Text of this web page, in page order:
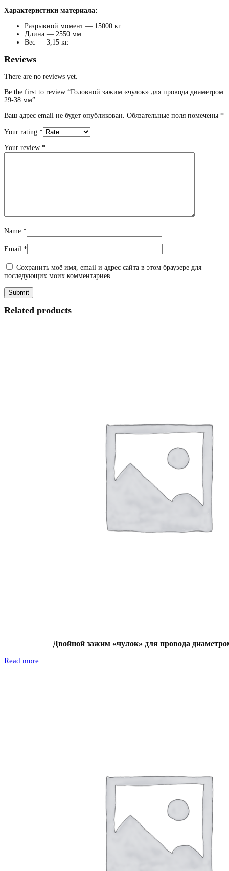
Характеристики материала:
Разрывной момент — 15000 кг.
Длина — 2550 мм.
Вес — 3,15 кг.
Reviews
There are no reviews yet.
Be the first to review “Головной зажим «чулок» для провода диаметром
29-38 мм”
Ваш адрес email не будет опубликован. Обязательные поля помечены *
Your rating *
Your review *
Name *
Email *
Сохранить моё имя, email и адрес сайта в этом браузере для
последующих моих комментариев.
Related products
Двойной зажим «чулок» для провода
Read more